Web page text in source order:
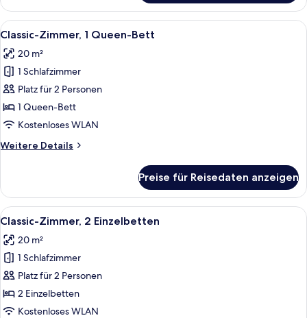
Zimmer,
1 King-
Bett
Alle
Fotos
für
Classic-
Zimmer,
1
Queen-
anzeigen
Ein Hotelzimmer mit einem großen
5
Classic-Zimmer, 1 Queen-Bett
20 m²
1 Schlafzimmer
Platz für 2 Personen
1 Queen-Bett
Kostenloses WLAN
Weitere Details
Weitere
Zimmer,
Queen-
Preise für Reisedaten anzeigen
Alle
Fotos
für
Classic-
Zimmer,
2 Einzelbetten
anzeigen
Ein Hotelzimmer mit zwei Betten,
5
Classic-Zimmer, 2 Einzelbetten
20 m²
1 Schlafzimmer
Platz für 2 Personen
2 Einzelbetten
Kostenloses WLAN